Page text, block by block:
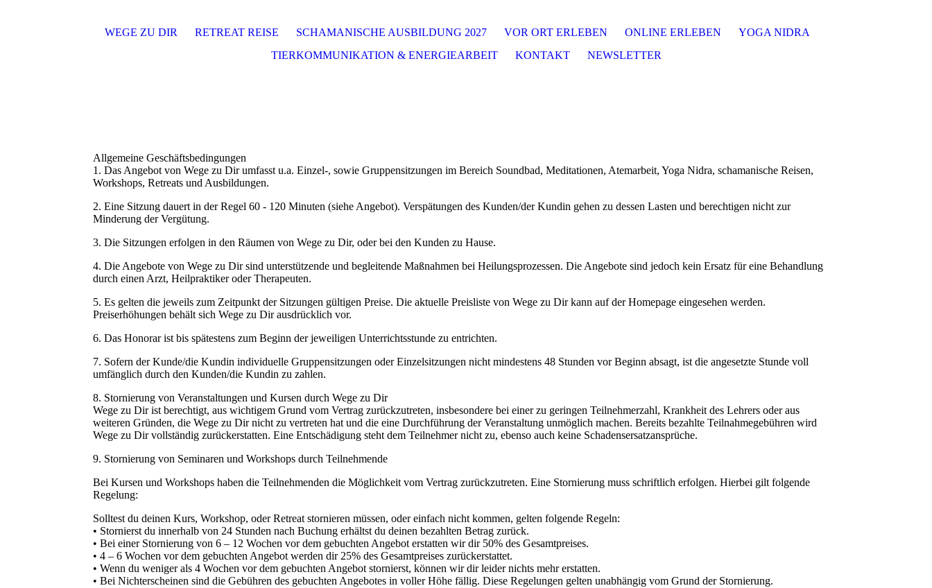
WEGE ZU DIR RETREAT REISE SCHAMANISCHE AUSBILDUNG 2027 VOR ORT ERLEBEN ONLINE ERLEBEN
YOGA NIDRA
TIERKOMMUNIKATION & ENERGIEARBEIT
KONTAKT NEWSLETTER
Allgemeine Geschäftsbedingungen
1. Das Angebot von Wege zu Dir umfasst u.a. Einzel-, sowie Gruppensitzungen im Bereich Soundbad, Meditationen, Atemarbeit, Yoga Nidra, schamanische Reisen,
Workshops, Retreats und Ausbildungen.
2. Eine Sitzung dauert in der Regel 60 - 120 Minuten (siehe Angebot). Verspätungen des Kunden/der Kundin gehen zu dessen Lasten und berechtigen nicht zur
Minderung der Vergütung.
3. Die Sitzungen erfolgen in den Räumen von Wege zu Dir, oder bei den Kunden zu Hause.
4. Die Angebote von Wege zu Dir sind unterstützende und begleitende Maßnahmen bei Heilungsprozessen. Die Angebote sind jedoch kein Ersatz für eine Behandlung
durch einen Arzt, Heilpraktiker oder Therapeuten.
5. Es gelten die jeweils zum Zeitpunkt der Sitzungen gültigen Preise. Die aktuelle Preisliste von Wege zu Dir kann auf der Homepage eingesehen werden.
Preiserhöhungen behält sich Wege zu Dir ausdrücklich vor.
6. Das Honorar ist bis spätestens zum Beginn der jeweiligen Unterrichtsstunde zu entrichten.
7. Sofern der Kunde/die Kundin individuelle Gruppensitzungen oder Einzelsitzungen nicht mindestens 48 Stunden vor Beginn absagt, ist die angesetzte Stunde voll
umfänglich durch den Kunden/die Kundin zu zahlen.
8. Stornierung von Veranstaltungen und Kursen durch Wege zu Dir
Wege zu Dir ist berechtigt, aus wichtigem Grund vom Vertrag zurückzutreten, insbesondere bei einer zu geringen Teilnehmerzahl, Krankheit des Lehrers oder aus
weiteren Gründen, die Wege zu Dir nicht zu vertreten hat und die eine Durchführung der Veranstaltung unmöglich machen. Bereits bezahlte Teilnahmegebühren wird
Wege zu Dir vollständig zurückerstatten. Eine Entschädigung steht dem Teilnehmer nicht zu, ebenso auch keine Schadensersatzansprüche.
9. Stornierung von Seminaren und Workshops durch Teilnehmende
Bei Kursen und Workshops haben die Teilnehmenden die Möglichkeit vom Vertrag zurückzutreten. Eine Stornierung muss schriftlich erfolgen. Hierbei gilt folgende
Regelung:
Solltest du deinen Kurs, Workshop, oder Retreat stornieren müssen, oder einfach nicht kommen, gelten folgende Regeln:
• Stornierst du innerhalb von 24 Stunden nach Buchung erhältst du deinen bezahlten Betrag zurück.
• Bei einer Stornierung von 6 – 12 Wochen vor dem gebuchten Angebot erstatten wir dir 50% des Gesamtpreises.
• 4 – 6 Wochen vor dem gebuchten Angebot werden dir 25% des Gesamtpreises zurückerstattet.
• Wenn du weniger als 4 Wochen vor dem gebuchten Angebot stornierst, können wir dir leider nichts mehr erstatten.
• Bei Nichterscheinen sind die Gebühren des gebuchten Angebotes in voller Höhe fällig. Diese Regelungen gelten unabhängig vom Grund der Stornierung.